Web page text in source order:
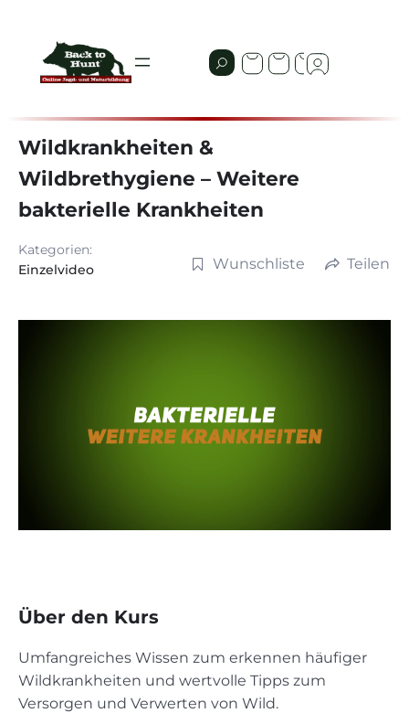
Wildkrankheiten &
Wildbrethygiene – Weitere
bakterielle Krankheiten
Kategorien:
Einzelvideo
Wunschliste Teilen
Über den Kurs
Umfangreiches Wissen zum erkennen häufiger
Wildkrankheiten und wertvolle Tipps zum
Versorgen und Verwerten von Wild.